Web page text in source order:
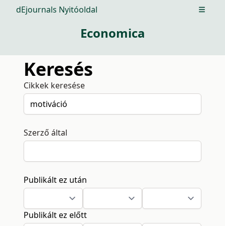
dEjournals Nyitóoldal Open
Economica
Keresés
Cikkek keresése
Szerző által
Publikált ez után
Publikált ez előtt